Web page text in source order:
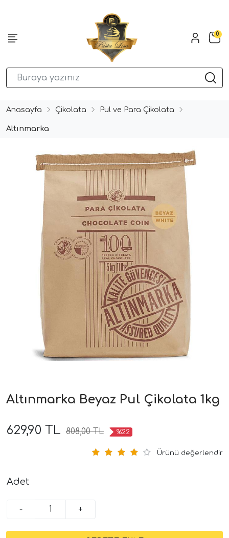
0
Anasayfa Çikolata Pul ve Para Çikolata
Altınmarka
Altınmarka Beyaz Pul Çikolata 1kg
629,90 TL 808,00 TL %22
Ürünü değerlendir
Adet
- +